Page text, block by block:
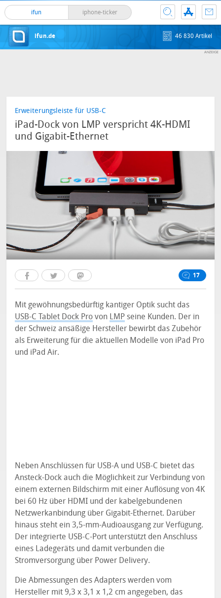
ifun iphone-ticker
ifun.de 46 830 Artikel
Erweiterungsleiste für USB-C
iPad-Dock von LMP verspricht 4K-HDMI
und Gigabit-Ethernet
17
Mit gewöhnungsbedürftig kantiger Optik sucht das
USB-C Tablet Dock Pro von LMP seine Kunden. Der in
der Schweiz ansäßige Hersteller bewirbt das Zubehör
als Erweiterung für die aktuellen Modelle von iPad Pro
und iPad Air.
Neben Anschlüssen für USB-A und USB-C bietet das
Ansteck-Dock auch die Möglichkeit zur Verbindung von
einem externen Bildschirm mit einer Auflösung von 4K
bei 60 Hz über HDMI und der kabelgebundenen
Netzwerkanbindung über Gigabit-Ethernet. Darüber
hinaus steht ein 3,5-mm-Audioausgang zur Verfügung.
Der integrierte USB-C-Port unterstützt den Anschluss
eines Ladegeräts und damit verbunden die
Stromversorgung über Power Delivery.
Die Abmessungen des Adapters werden vom
Hersteller mit 9,3 x 3,1 x 1,2 cm angegeben, das